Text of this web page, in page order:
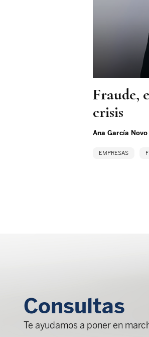
Fraude,
crisis
Ana García Novo
EMPRESAS
Consultas
Te ayudamos a poner en